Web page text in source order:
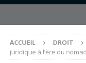
ACCUEIL DROIT
juridique à l’ère du